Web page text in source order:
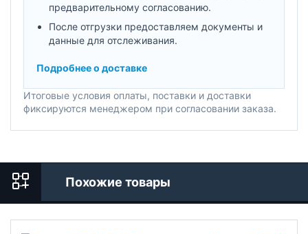
предварительному согласованию.
После отгрузки предоставляем документы и
данные для отслеживания.
Подробнее о доставке
Итоговые условия оплаты, поставки и доставки
фиксируются менеджером при согласовании заказа.
Похожие товары